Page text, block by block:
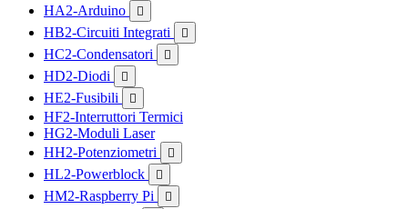
HA2-Arduino

HB2-Circuiti Integrati 
HC2-Condensatori 
HD2-Diodi 
HE2-Fusibili 
HF2-Interruttori Termici
HG2-Moduli Laser
HH2-Potenziometri

HL2-Powerblock 
HM2-Raspberry Pi 